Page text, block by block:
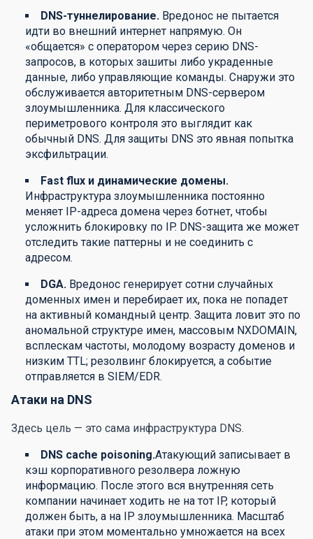
DNS-туннелирование. Вредонос не пытается
идти во внешний интернет напрямую. Он
«общается» с оператором через серию DNS-
запросов, в которых зашиты либо украденные
данные, либо управляющие команды. Снаружи это
обслуживается авторитетным DNS-сервером
злоумышленника. Для классического
периметрового контроля это выглядит как
обычный DNS. Для защиты DNS это явная попытка
эксфильтрации.
Fast flux и динамические домены.
Инфраструктура злоумышленника постоянно
меняет IP-адреса домена через ботнет, чтобы
усложнить блокировку по IP. DNS-защита же может
отследить такие паттерны и не соединить с
адресом.
DGA. Вредонос генерирует сотни случайных
доменных имен и перебирает их, пока не попадет
на активный командный центр. Защита ловит это по
аномальной структуре имен, массовым NXDOMAIN,
всплескам частоты, молодому возрасту доменов и
низким TTL; резолвинг блокируется, а событие
отправляется в SIEM/EDR.
Атаки на DNS
Здесь цель — это сама инфраструктура DNS.
DNS cache poisoning.Атакующий записывает в
кэш корпоративного резолвера ложную
информацию. После этого вся внутренняя сеть
компании начинает ходить не на тот IP, который
должен быть, а на IP злоумышленника. Масштаб
атаки при этом моментально умножается на всех